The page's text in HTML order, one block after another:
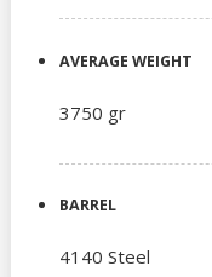
AVERAGE WEIGHT
3750 gr
BARREL
4140 Steel